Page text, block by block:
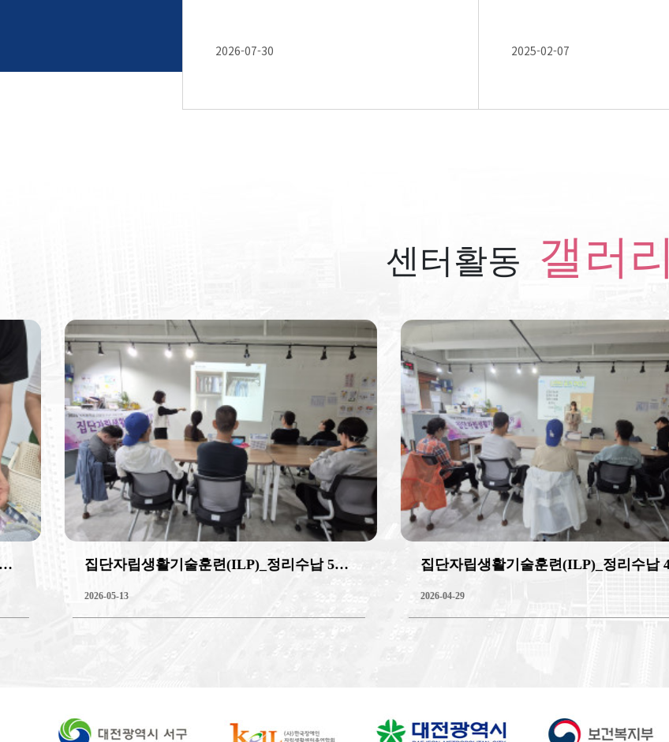
2026-07-30 2025-02-07
센터활동 갤러리
집단자립생활기술훈련(ILP)_정리수납 5회기
2026-05-13
집단자립생활기술훈련(ILP)_정리수납 4회기
2026-04-29